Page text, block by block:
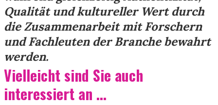
Qualität und kultureller Wert durch
die Zusammenarbeit mit Forschern
und Fachleuten der Branche bewahrt
werden.
Vielleicht sind Sie auch
interessiert an ...